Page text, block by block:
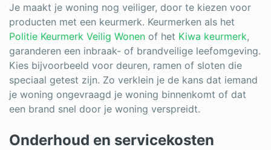
Je maakt je woning nog veiliger, door te kiezen voor
producten met een keurmerk. Keurmerken als het
Politie Keurmerk Veilig Wonen of het Kiwa keurmerk,
garanderen een inbraak- of brandveilige leefomgeving.
Kies bijvoorbeeld voor deuren, ramen of sloten die
speciaal getest zijn. Zo verklein je de kans dat iemand
je woning ongevraagd je woning binnenkomt of dat
een brand snel door je woning verspreidt.
Onderhoud en servicekosten